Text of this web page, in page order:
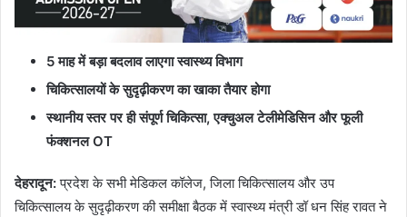
5 माह में बड़ा बदलाव लाएगा स्वास्थ्य विभाग
चिकित्सालयों के सुदृढ़ीकरण का खाका तैयार होगा
स्थानीय स्तर पर ही संपूर्ण चिकित्सा, एक्चुअल टेलीमेडिसिन और फूली
फंक्शनल OT
देहरादून:प्रदेश के सभी मेडिकल कॉलेज, जिला चिकित्सालय और उप
चिकित्सालय के सुदृढ़ीकरण की समीक्षा बैठक में स्वास्थ्य मंत्री डॉ धन सिंह रावत ने